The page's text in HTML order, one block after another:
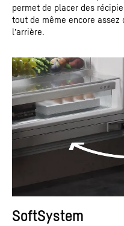
permet de placer des
tout de même encore
l’arrière.
SoftSystem